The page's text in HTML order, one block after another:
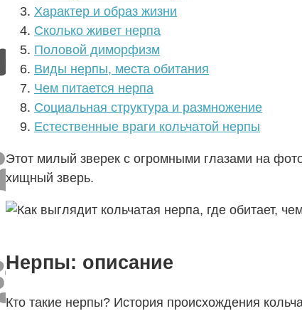
Характер и образ жизни
Сколько живет нерпа
Половой диморфизм
Виды нерпы, места обитания
Чем питается нерпа
Социальная структура и размножение
Естественные враги кольчатой нерпы
Этот милый зверек с огромными глазами на
хищный зверь.
Нерпы: описание
Кто такие нерпы? История происхождения